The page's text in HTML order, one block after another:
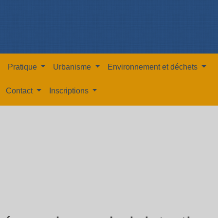
Pratique Urbanisme Environnement et déchets
Contact Inscriptions